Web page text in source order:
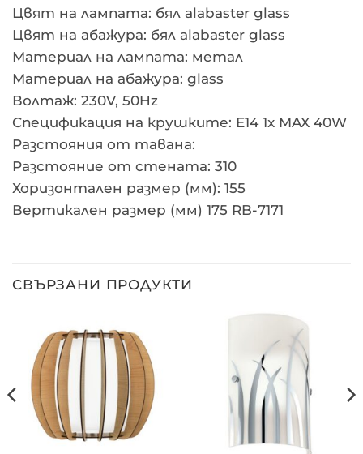
Цвят на лампата: бял alabaster glass
Цвят на абажура: бял alabaster glass
Материал на лампата: метал
Материал на абажура: glass
Волтаж: 230V, 50Hz
Спецификация на крушките: E14 1x MAX 40W
Разстояния от тавана:
Разстояние от стената: 310
Хоризонтален размер (мм): 155
Вертикален размер (мм) 175 RB-7171
СВЪРЗАНИ ПРОДУКТИ